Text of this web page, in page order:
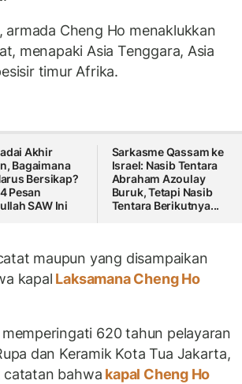
armada Cheng Ho menaklukkan
menapaki Asia Tenggara, Asia
timur Afrika.
Akhir
Bagaimana
Bersikap?
Pesan
SAW Ini
Sarkasme Qassam ke
Israel: Nasib Tentara
Abraham Azoulay
Buruk, Tetapi Nasib
Tentara Berikutnya...
maupun yang disampaikan
kapal Laksamana Cheng Ho
620 tahun pelayaran
dan Keramik Kota Tua Jakarta,
catatan bahwa kapal Cheng Ho